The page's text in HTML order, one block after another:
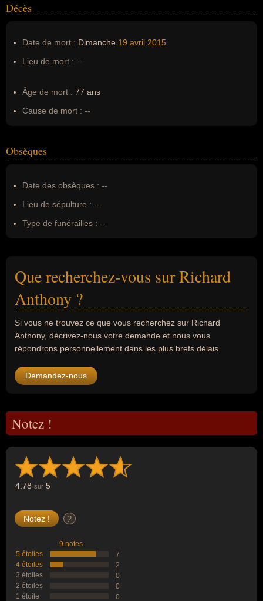
Décès
Date de mort : Dimanche 19 avril 2015
Lieu de mort : --
Âge de mort : 77 ans
Cause de mort : --
Obsèques
Date des obsèques : --
Lieu de sépulture : --
Type de funérailles : --
Que recherchez-vous sur Richard
Anthony ?
Si vous ne trouvez ce que vous recherchez sur Richard
Anthony, décrivez-nous votre demande et nous vous
répondrons personnellement dans les plus brefs délais.
Demandez-nous
Notez !
4.78 sur 5
?
9 notes
5 étoiles
7
4 étoiles
2
3 étoiles
0
2 étoiles
0
1 étoile
0